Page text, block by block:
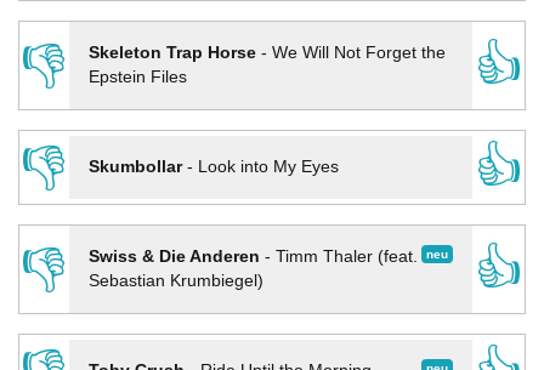
👎
Skeleton Trap Horse- We Will Not Forget the
Epstein Files
👍
👎
Skumbollar- Look into My Eyes
👍
👎
neu
Swiss & Die Anderen - Timm Thaler (feat.
Sebastian Krumbiegel)
👍